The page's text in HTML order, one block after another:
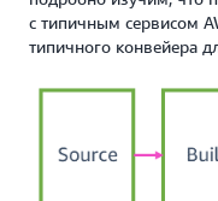
с типичным сервисом
типичного конвейера